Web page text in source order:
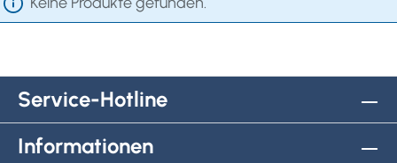
Service-Hotline
Informationen